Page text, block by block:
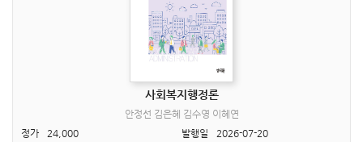
사회복지행정론
안정선 김은혜 김수영 이혜연
정가
24,000 발행일
2026-07-20